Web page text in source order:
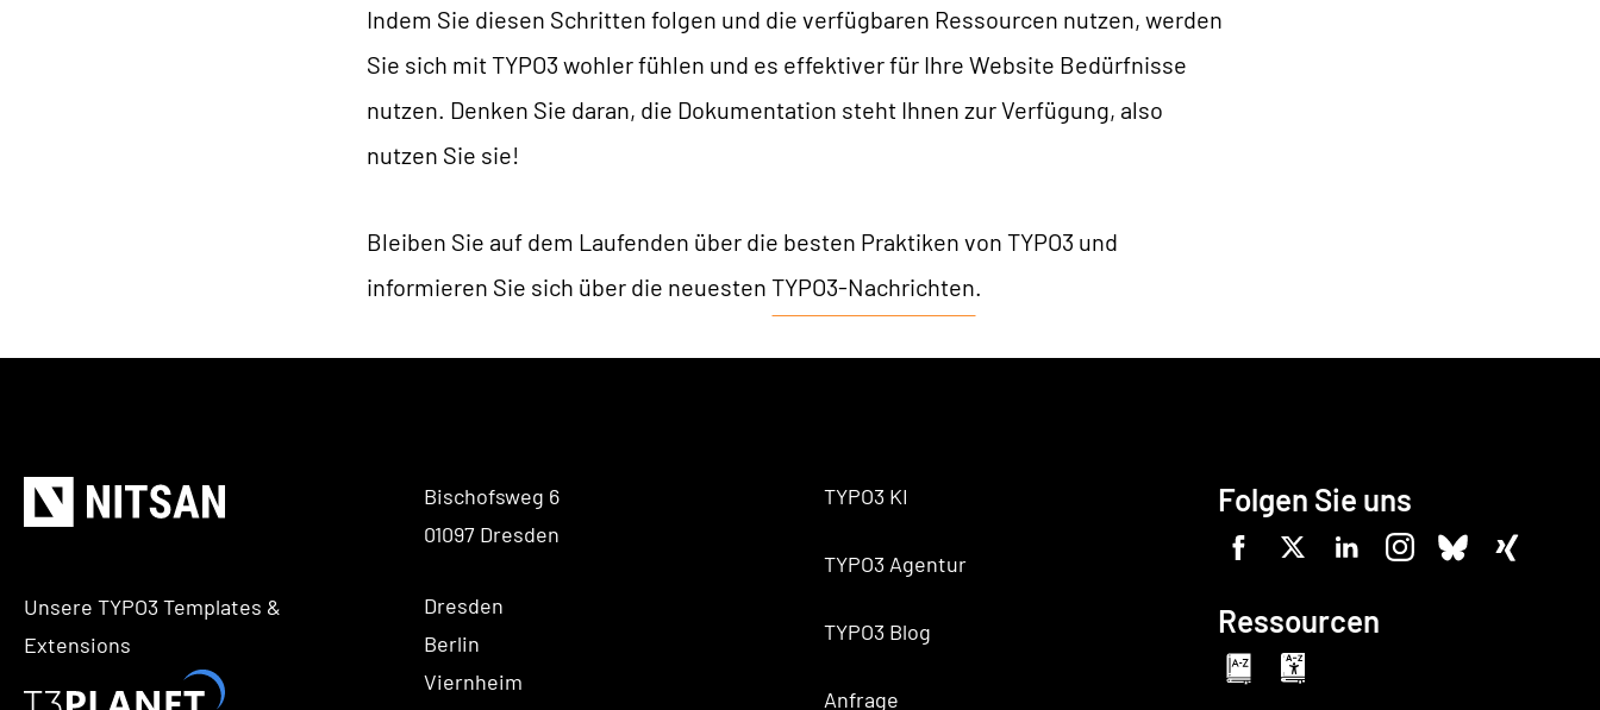
Indem Sie diesen Schritten folgen und die verfügbaren Ressourcen nutzen, werden
Sie sich mit TYPO3 wohler fühlen und es effektiver für Ihre Website Bedürfnisse
nutzen. Denken Sie daran, die Dokumentation steht Ihnen zur Verfügung, also
nutzen Sie sie!
Bleiben Sie auf dem Laufenden über die besten Praktiken von TYPO3 und
informieren Sie sich über die neuesten TYPO3-Nachrichten.
Unsere TYPO3 Templates &
Extensions
Bischofsweg 6
01097 Dresden
Dresden
Berlin
Viernheim
TYPO3 KI
TYPO3 Agentur
TYPO3 Blog
Anfrage
Folgen Sie uns
Ressourcen